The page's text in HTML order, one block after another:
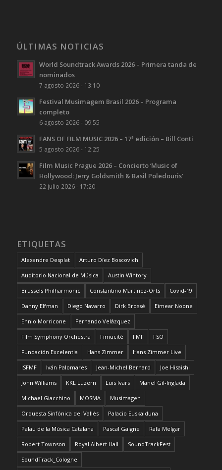
ÚLTIMAS NOTICIAS
World Soundtrack Awards 2026 – Primera tanda de
nominados
7 agosto 2026 - 13:10
Festival Musimagem Brasil 2026 – Programa
completo
6 agosto 2026 - 09:55
FANS OF FILM MUSIC 2026 – 17ª edición – Bill Conti
5 agosto 2026 - 12:25
Film Music Prague 2026 – Concierto ‘Music of
Hollywood: Jerry Goldsmith & Basil Poledouris’
22 julio 2026 - 17:20
ETIQUETAS
Alexandre Desplat Arturo Díez Boscovich
Auditorio Nacional de Música Austin Wintory
Brussels Philharmonic Constantino Martínez-Orts Covid-19
Danny Elfman Diego Navarro Dirk Brossé Eimear Noone
Ennio Morricone Fernando Velázquez
Film Symphony Orchestra Fimucité FMF FSO
Fundación Excelentia Hans Zimmer Hans Zimmer Live
ISFMF Iván Palomares Jean-Michel Bernard Joe Hisaishi
John Williams KKL Luzern Luis Ivars Manel Gil-Inglada
Michael Giacchino MOSMA Musimagen
Orquesta Sinfónica del Vallés Palacio Euskalduna
Palau de la Música Catalana Pascal Gaigne Rafa Melgar
Robert Townson Royal Albert Hall SoundTrackFest
SoundTrack_Cologne